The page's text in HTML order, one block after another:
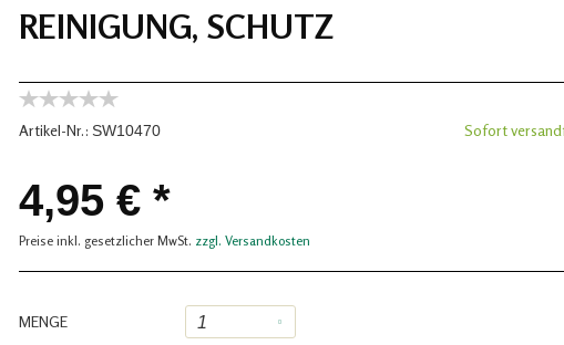
REINIGUNG, SCHUTZ
Artikel-Nr.: SW10470 Sofort
4,95 € *
Preise inkl. gesetzlicher MwSt. zzgl. Versandkosten
MENGE